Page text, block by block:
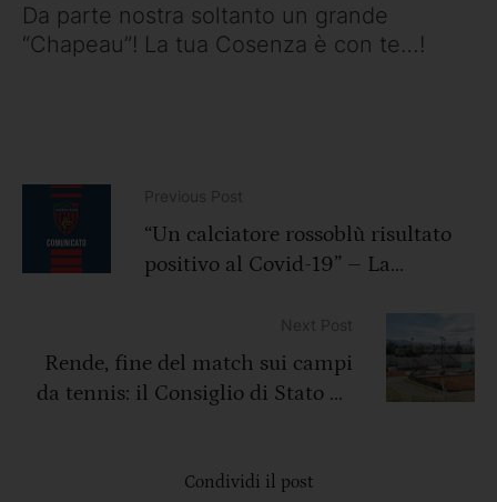
Da parte nostra soltanto un grande
“Chapeau”! La tua Cosenza è con te…!
“Un calciatore rossoblù risultato
positivo al Covid-19” – La
Rende, fine del match sui campi
da tennis: il Consiglio di Stato dà
Condividi il post